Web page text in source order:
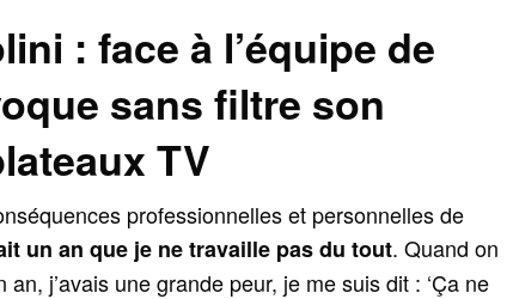
: face à l’équipe de
sans filtre son
TV
professionnelles et personnelles de
un an que je ne travaille pas du tout. Quand on
j’avais une grande peur, je me suis dit : ‘Ça ne